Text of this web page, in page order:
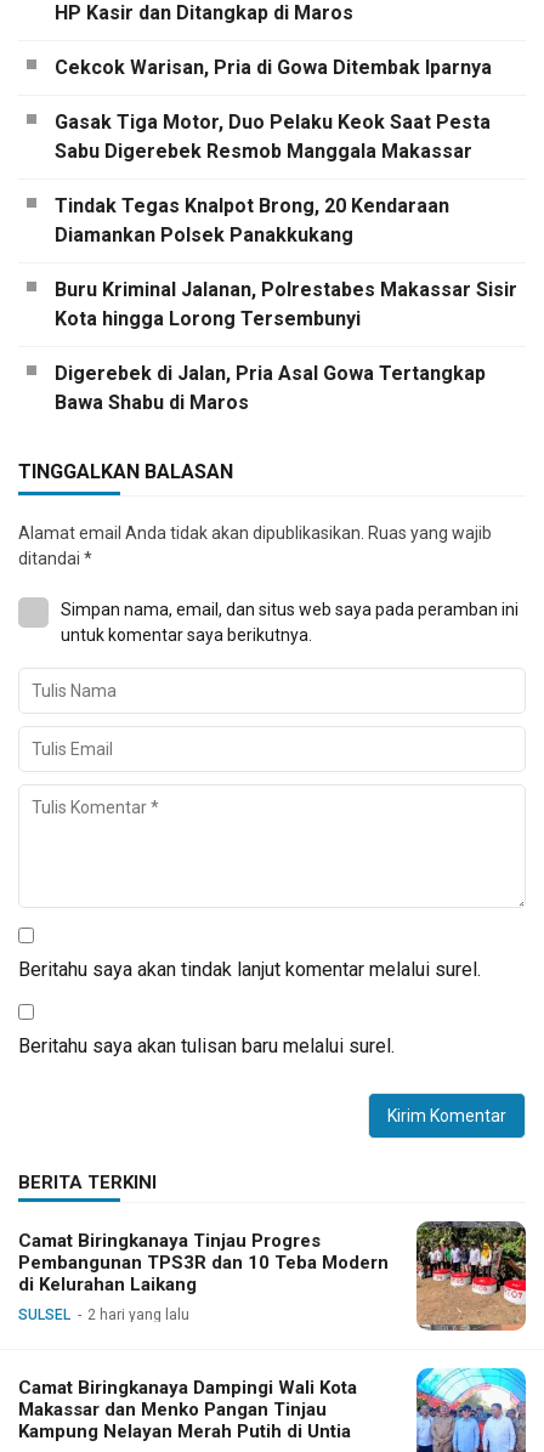
HP Kasir dan Ditangkap di Maros
Cekcok Warisan, Pria di Gowa Ditembak Iparnya
Gasak Tiga Motor, Duo Pelaku Keok Saat Pesta
Sabu Digerebek Resmob Manggala Makassar
Tindak Tegas Knalpot Brong, 20 Kendaraan
Diamankan Polsek Panakkukang
Buru Kriminal Jalanan, Polrestabes Makassar Sisir
Kota hingga Lorong Tersembunyi
Digerebek di Jalan, Pria Asal Gowa Tertangkap
Bawa Shabu di Maros
TINGGALKAN BALASAN
Alamat email Anda tidak akan dipublikasikan. Ruas yang wajib
ditandai *
Simpan nama, email, dan situs web saya pada peramban ini
untuk komentar saya berikutnya.
Beritahu saya akan tindak lanjut komentar melalui surel.
Beritahu saya akan tulisan baru melalui surel.
BERITA TERKINI
Camat Biringkanaya Tinjau Progres
Pembangunan TPS3R dan 10 Teba Modern
di Kelurahan Laikang
SULSEL 2 hari yang lalu
Camat Biringkanaya Dampingi Wali Kota
Makassar dan Menko Pangan Tinjau
Kampung Nelayan Merah Putih di Untia